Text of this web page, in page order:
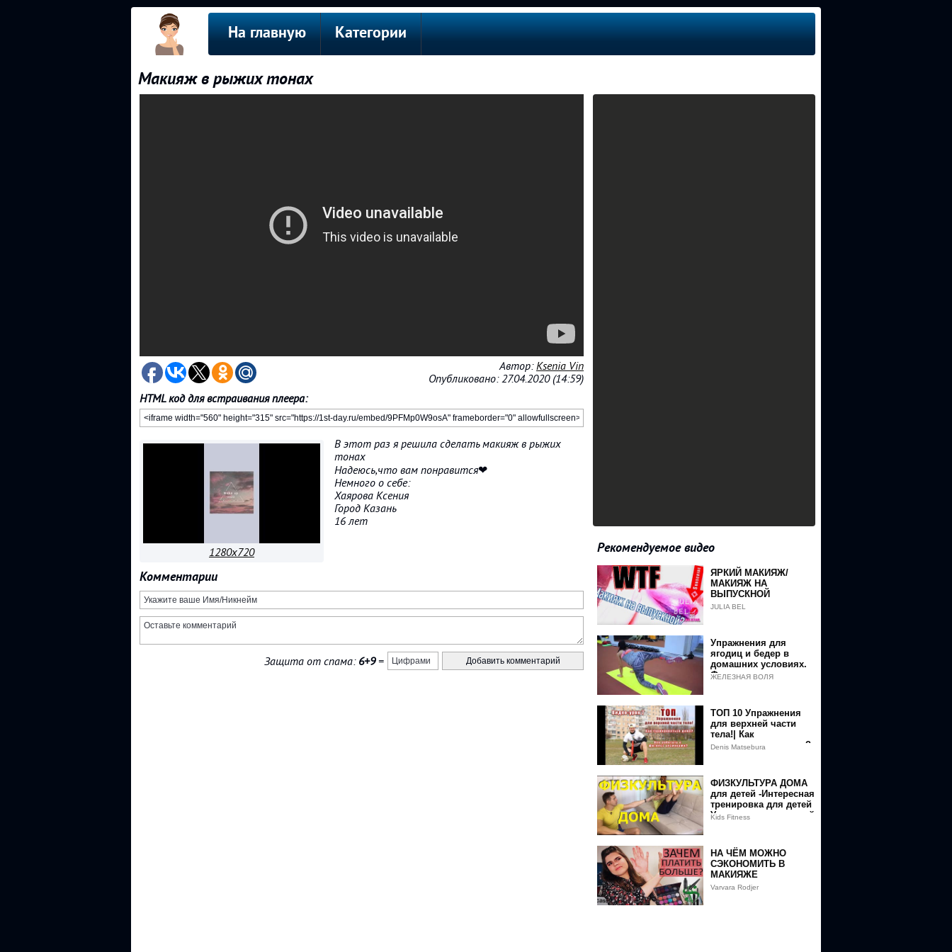
На главную Категории
Макияж в рыжих тонах
Автор:Ksenia Vin
Опубликовано: 27.04.2020 (14:59)
HTML код для встраивания плеера:
1280x720
В этот раз я решила сделать макияж в рыжих
тонах
Надеюсь,что вам понравится❤
Немного о себе:
Хаярова Ксения
Город Казань
16 лет
Комментарии
Защита от спама: 6+9=
Рекомендуемое видео
ЯРКИЙ МАКИЯЖ/
МАКИЯЖ НА
ВЫПУСКНОЙ
JULIA BEL
Упражнения для
ягодиц и бедер в
домашних условиях.
Фитнес девушки
ЖЕЛЕЗНАЯ ВОЛЯ
ТОП 10 Упражнения
для верхней части
тела!| Как
тренироваться дома?
Denis Matsebura
ФИЗКУЛЬТУРА ДОМА
для детей -Интересная
тренировка для детей
Упражнения для детей
Kids Fitness
НА ЧЁМ МОЖНО
СЭКОНОМИТЬ В
МАКИЯЖЕ
Varvara Rodjer